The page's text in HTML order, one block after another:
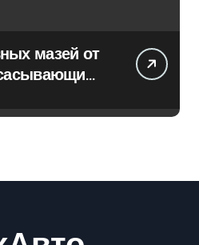
мазей от